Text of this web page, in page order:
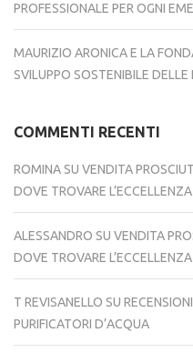
PROFESSIONALE PER OGNI
MAURIZIO ARONICA E LA
SVILUPPO SOSTENIBILE
COMMENTI RECENTI
ROMINA SU VENDITA
DOVE TROVARE L’ECCELLENZA
ALESSANDRO SU VENDITA
DOVE TROVARE L’ECCELLENZA
T REVISANELLO SU
PURIFICATORI D’ACQUA